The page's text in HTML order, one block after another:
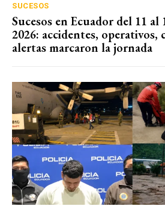
SUCESOS
Sucesos en Ecuador del 11 al
2026: accidentes, operativos,
alertas marcaron la jornada